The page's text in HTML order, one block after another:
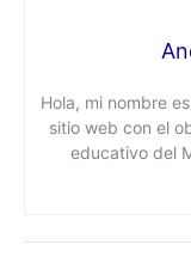
Hola, mi nombre
sitio web con el
educativo del